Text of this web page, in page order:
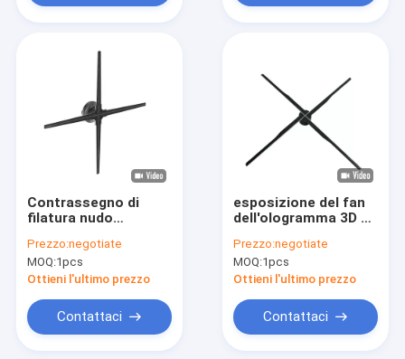
Contrassegno di
filatura nudo
di pubblicità
dell'ologramma degli
occhi 3d
Prezzo:negotiate
MOQ:1pcs
Ottieni l'ultimo prezzo
Contattaci
esposizione del fan
dell'ologramma 3D di
contrassegno
fissato al muro di
Digital del proiettore
Prezzo:negotiate
MOQ:1pcs
Ottieni l'ultimo prezzo
Contattaci